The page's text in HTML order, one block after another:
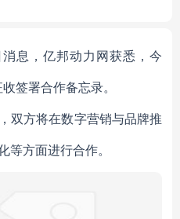
息，亿邦动力网获悉，今
签署合作备忘录。
双方将在数字营销与品牌推
等方面进行合作。